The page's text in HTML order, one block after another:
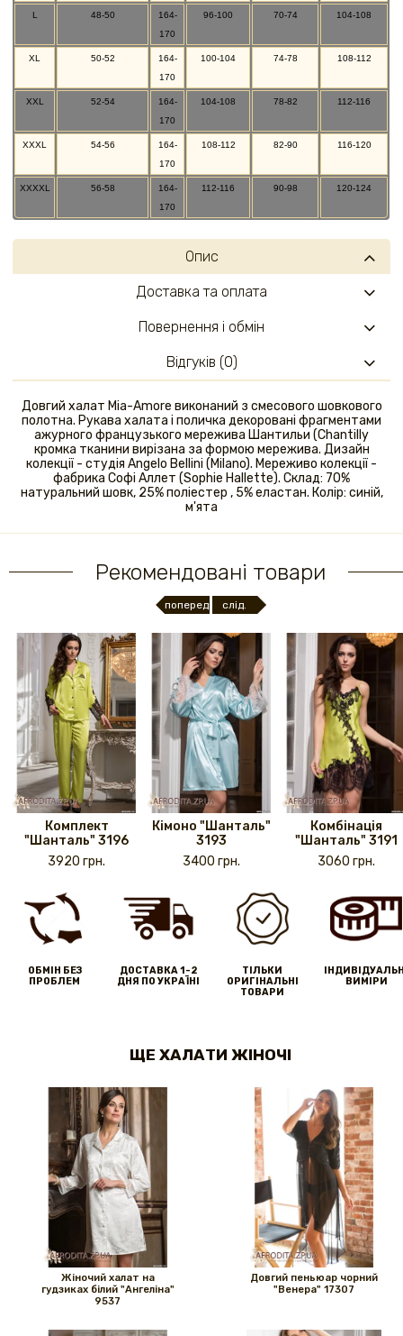
L 48-50
164-
170
96-100 70-74 104-108
XL 50-52
164-
170
100-104 74-78 108-112
XXL 52-54
164-
170
104-108 78-82 112-116
XXXL 54-56
164-
170
108-112 82-90 116-120
XXXXL 56-58
164-
170
112-116 90-98 120-124
Опис
Довгий халат Mia-Amore виконаний з смесового шовкового
полотна. Рукава халата і поличка декоровані фрагментами
ажурного французького мережива Шантильи (Chantilly
кромка тканини вирізана за формою мережива. Дизайн
колекції - студія Angelo Bellini (Milano). Мереживо колекції -
фабрика Софі Аллет (Sophie Hallette). Склад: 70%
натуральний шовк, 25% поліестер , 5% еластан. Колір: синій,
м'ята
Доставка та оплата
Повернення і обмін
Відгуків (0)
Рекомендовані товари
поперед. слід.
Комплект
"Шанталь" 3196
3920 грн.
Кімоно "Шанталь"
3193
3400 грн.
Комбінація
"Шанталь" 3191
3060 грн.
ОБМІН БЕЗ
ПРОБЛЕМ
ДОСТАВКА 1-2
ДНЯ ПО УКРАЇНІ
ТІЛЬКИ
ОРИГІНАЛЬНІ
ТОВАРИ
ВИМІРИ
ЩЕ ХАЛАТИ ЖІНОЧІ
Жіночий халат на
гудзиках білий "Ангеліна"
9537
Довгий пеньюар чорний
"Венера" ​​17307